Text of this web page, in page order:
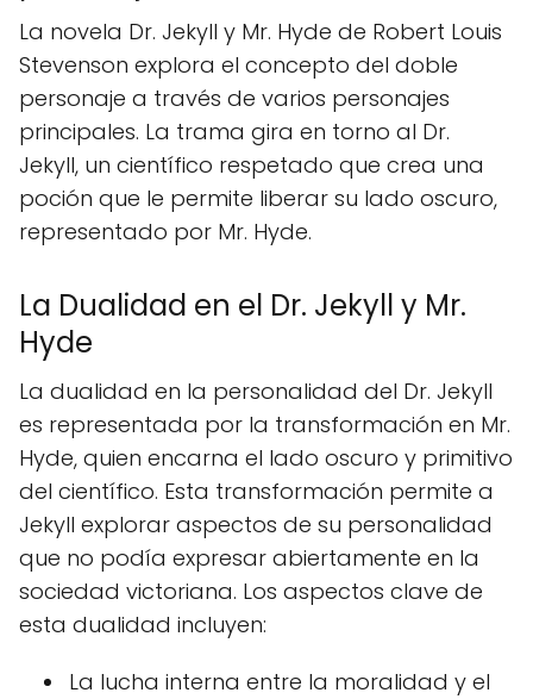
La novela Dr. Jekyll y Mr. Hyde de Robert Louis
Stevenson explora el concepto del doble
personaje a través de varios personajes
principales. La trama gira en torno al Dr.
Jekyll, un científico respetado que crea una
poción que le permite liberar su lado oscuro,
representado por Mr. Hyde.
La Dualidad en el Dr. Jekyll y Mr.
Hyde
La dualidad en la personalidad del Dr. Jekyll
es representada por la transformación en Mr.
Hyde, quien encarna el lado oscuro y primitivo
del científico. Esta transformación permite a
Jekyll explorar aspectos de su personalidad
que no podía expresar abiertamente en la
sociedad victoriana. Los aspectos clave de
esta dualidad incluyen:
La lucha interna entre la moralidad y el